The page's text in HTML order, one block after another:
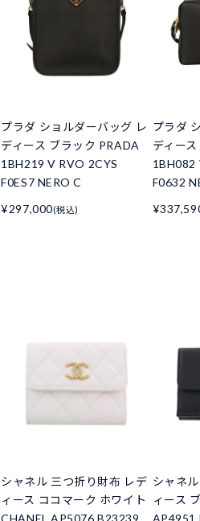
プラダ ショルダーバッグ レ
ディース ブラック PRADA
1BH219 V RVO 2CYS
F0ES7 NERO C
¥297,000(税込)
プラダ
ディー
1BH082
F0632
シャネル 三つ折り財布 レデ
ィース ココマーク ホワイト
CHANEL AP5076 B23239
シャネ
ィース
AP4951